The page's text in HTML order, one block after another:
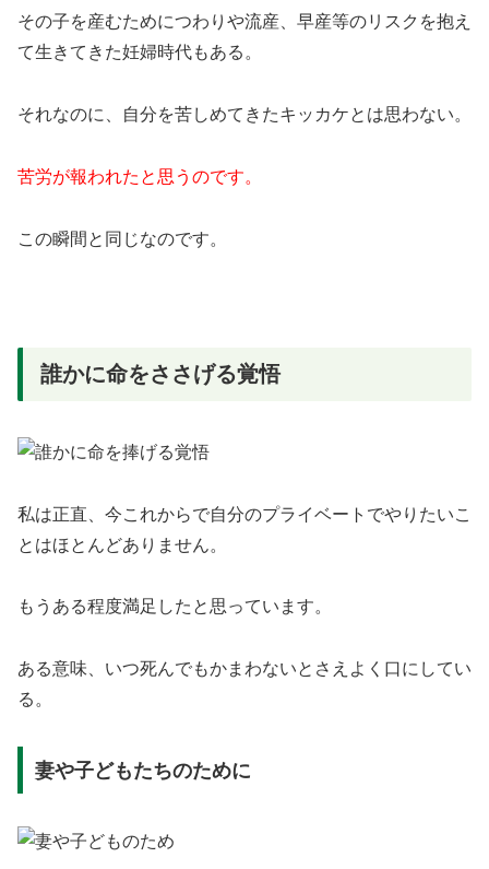
その子を産むためにつわりや流産、早産等のリスクを抱え
て生きてきた妊婦時代もある。
それなのに、自分を苦しめてきたキッカケとは思わない。
苦労が報われたと思うのです。
この瞬間と同じなのです。
誰かに命をささげる覚悟
私は正直、今これからで自分のプライベートでやりたいこ
とはほとんどありません。
もうある程度満足したと思っています。
ある意味、いつ死んでもかまわないとさえよく口にしてい
る。
妻や子どもたちのために